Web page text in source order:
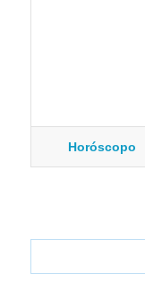
Horóscopo